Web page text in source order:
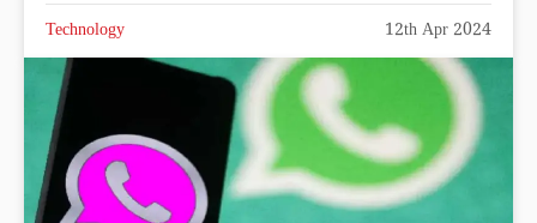
Technology 12th Apr 2024